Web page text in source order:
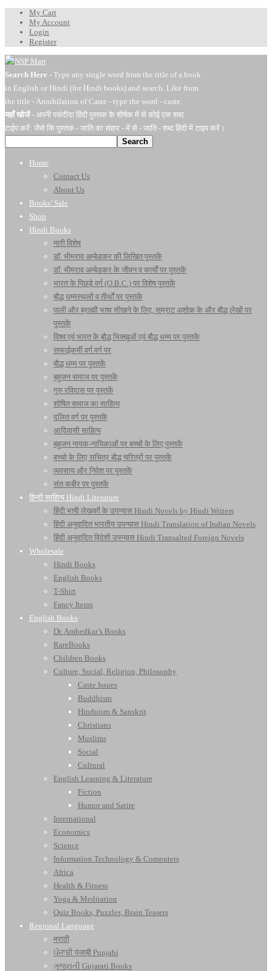
My Cart
My Account
Login
Register
Search Here - Type any single word from the title of a book
in English or Hindi (for Hindi books) and search. Like from
the title - Annihilation of Caste - type the word - caste.
यहाँ खोजें- अपनी पसंदीदा हिंदी पुस्तक के शीर्षक में से कोई एक शब्द
टाईप करें: जैसे कि पुस्तक - जाति का संहार - में से - जाति - शब्द हिंदी में टाइप करें।
Search
Home
Contact Us
About Us
Books’ Sale
Shop
Hindi Books
नारी विशेष
डॉ. भीमराव अम्बेडकर की लिखित पुस्तकें
डॉ. भीमराव अम्बेडकर के जीवन व कार्यों पर पुस्तकें
भारत के पिछड़े वर्ग (O.B.C.) पर विशेष पुस्तकें
बौद्ध धम्मस्थलों व तीर्थों पर पुस्तकें
पाली और ब्राह्मी भाषा सीखने के लिए, सम्राट अशोक के और बौद्ध लेखों पर
पुस्तकें
विश्व एवं भारत के बौद्ध भिक्खुओं एवं बौद्ध धम्म पर पुस्तकें
सफाईकर्मी वर्ग वर्ग पर
बौद्ध धम्म पर पुस्तकें
बहुजन समाज पर पुस्तकें
गुरु रविदास पर पुस्तकें
शोषित समाज का साहित्य
दलित वर्ग पर पुस्तकें
आदिवासी साहित्य
बहुजन नायक-नायिकाओं पर बच्चों के लिए पुस्तकें
बच्चो के लिए सचित्र बौद्ध चरित्रों पर पुस्तकें
व्यवसाय और निवेश पर पुस्तकें
संत कबीर पर पुस्तकें
हिन्दी साहित्य Hindi Literature
हिंदी भाषी लेखकों के उपन्यास Hindi Novels by Hindi Writers
हिंदी अनुवादित भारतीय उपन्यास Hindi Translation of Indian Novels
हिंदी अनुवादित विदेशी उपन्यास Hindi Transalted Foreign Novels
Wholesale
Hindi Books
English Books
T-Shirt
Fancy Items
English Books
Dr. Ambedkar’s Books
RareBooks
Children Books
Culture, Social, Religion, Philosophy
Caste Issues
Buddhism
Hinduism & Sanskrit
Christians
Muslims
Social
Cultural
English Learning & Literature
Fiction
Humor and Satire
International
Economics
Science
Information Technology & Computers
Africa
Health & Fitness
Yoga & Meditation
Quiz Books, Puzzles, Brain Teasers
Regional Language
मराठी
ਪੰਜਾਬੀ पंजाबी Punjabi
ગુજરાતી Gujarati Books